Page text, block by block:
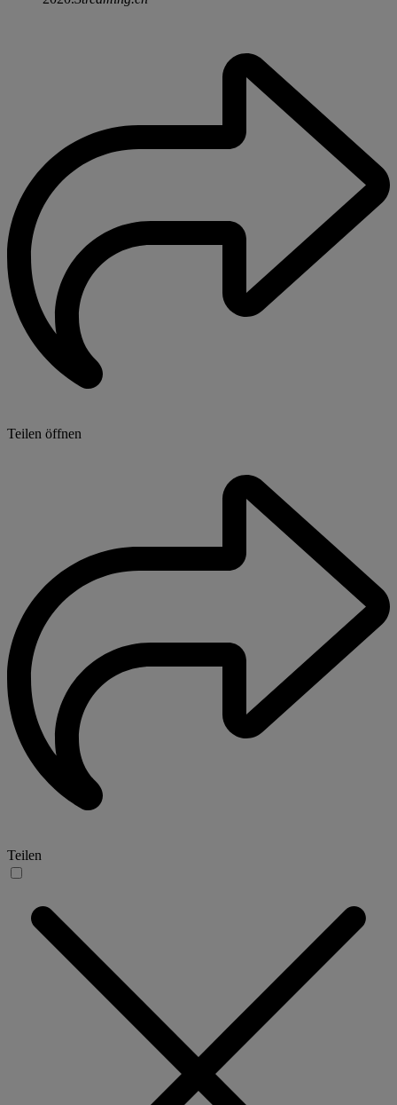
Teilen öffnen
Teilen